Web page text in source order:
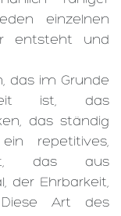
einzelnen
entsteht und
das im Grunde
ist, das
das ständig
repetitives,
das aus
der Ehrbarkeit,
Art des